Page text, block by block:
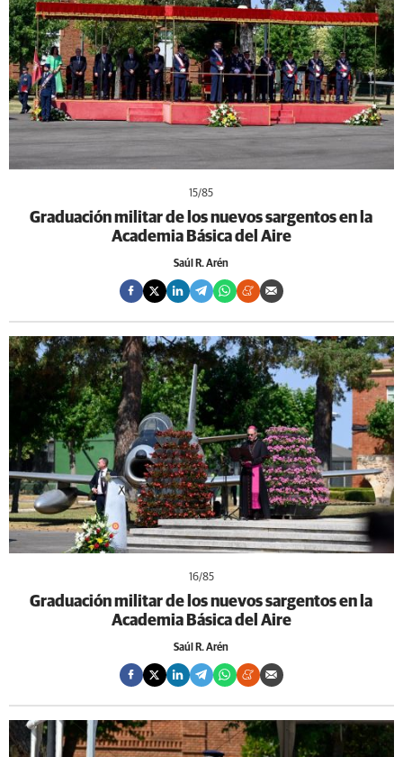
15/85
Graduación militar de los nuevos sargentos en la
Academia Básica del Aire
Saúl R. Arén
16/85
Graduación militar de los nuevos sargentos en la
Academia Básica del Aire
Saúl R. Arén